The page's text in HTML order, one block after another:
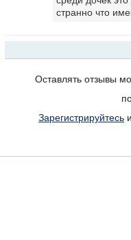
странно что
Оставлять отзывы
Зарегистрируйтесь